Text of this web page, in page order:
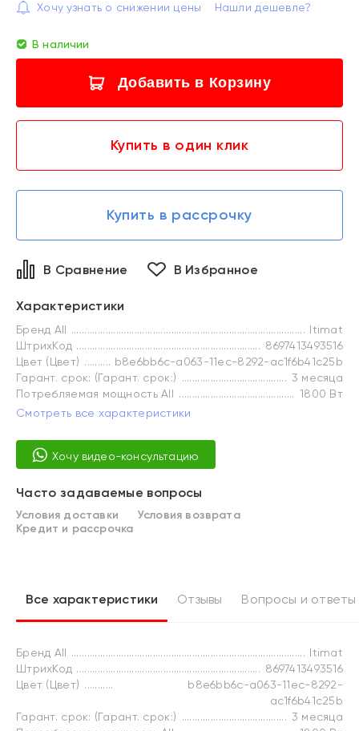
Хочу узнать о снижении цены Нашли дешевле?
В наличии
Добавить в Корзину
Купить в один клик
Купить в рассрочку
В Сравнение В Избранное
Характеристики
Бренд All
Itimat
ШтрихКод
8697413493516
Цвет (Цвет)
b8e6bb6c-a063-11ec-8292-ac1f6b41c25b
Гарант. срок: (Гарант. срок:)
3 месяца
Потребляемая мощность All
1800 Вт
Смотреть все характеристики
Хочу видео-консультацию
Часто задаваемые вопросы
Условия доставки
Условия возврата
Кредит и рассрочка
Все характеристики Отзывы Вопросы и ответы
Бренд All
Itimat
ШтрихКод
8697413493516
Цвет (Цвет)
b8e6bb6c-a063-11ec-8292-
ac1f6b41c25b
Гарант. срок: (Гарант. срок:)
3 месяца